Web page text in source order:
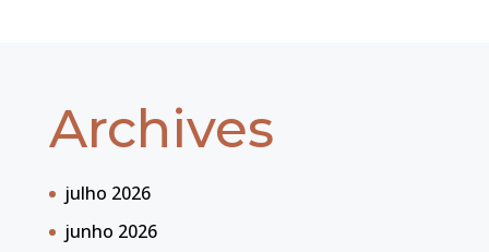
Archives
julho 2026
junho 2026